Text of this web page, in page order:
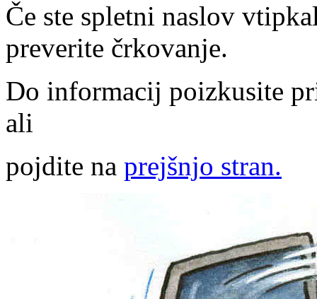
Če ste spletni naslov
preverite črkovanje.
Do informacij poizkusite
ali
pojdite na prejšnjo stran.